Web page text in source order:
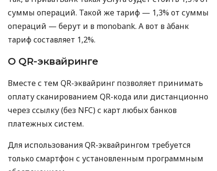
суммы операций. Такой же тариф — 1,3% от суммы
операций — берут и в monobank. А вот в àбанк
тариф составляет 1,2%.
О QR-эквайринге
Вместе с тем QR-эквайринг позволяет принимать
оплату сканированием QR-кода или дистанционно
через ссылку (без NFC) с карт любых банков
платежных систем.
Для использования QR-эквайрингом требуется
только смартфон с установленным программным